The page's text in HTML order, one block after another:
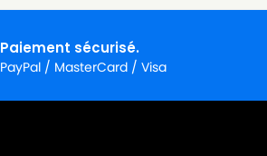
Paiement sécurisé.
PayPal / MasterCard / Visa